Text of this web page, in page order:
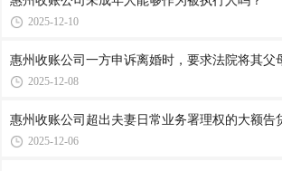
2025-12-10
惠州收账公司​一方申诉离婚时，要求法院将其父
2025-12-08
惠州收账公司​超出夫妻日常业务署理权的大额告
2025-12-06